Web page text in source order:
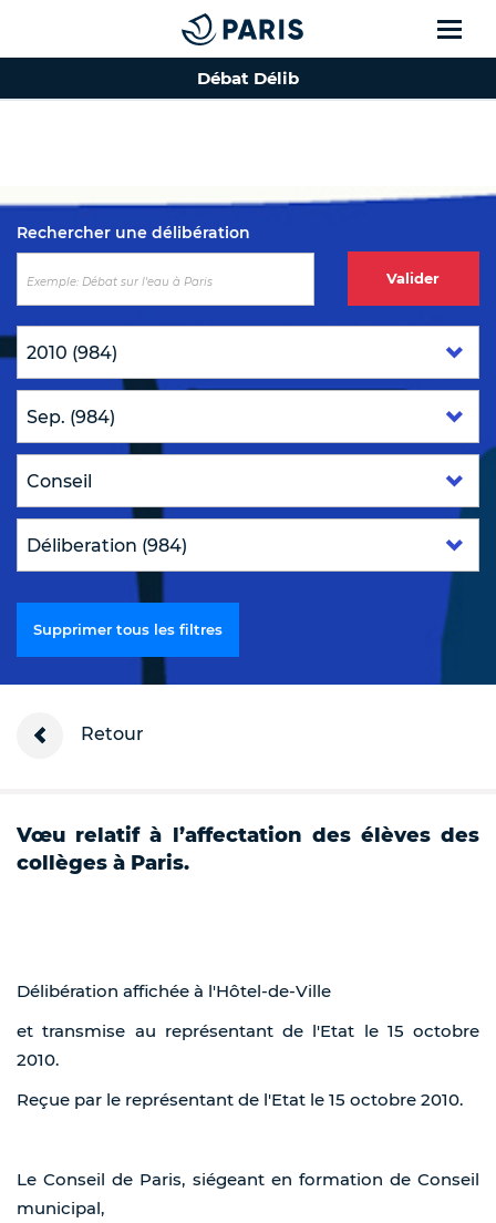
Top of the page
Débat Délib
Rechercher une délibération
Valider
Supprimer tous les filtres
Retour
Vœu relatif à l’affectation des élèves des
collèges à Paris.
Délibération affichée à l'Hôtel-de-Ville
et transmise au représentant de l'Etat le 15 octobre
2010.
Reçue par le représentant de l'Etat le 15 octobre 2010.
Le Conseil de Paris, siégeant en formation de Conseil
municipal,